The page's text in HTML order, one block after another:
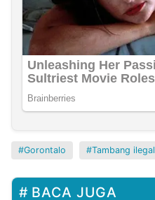
Gorontalo Tambang ilegal
BACA JUGA